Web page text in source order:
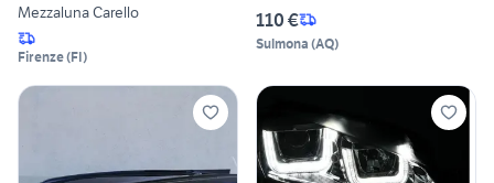
Mezzaluna Carello
Firenze(FI)
110 €
Sulmona (AQ)